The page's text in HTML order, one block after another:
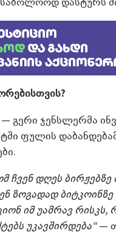
— გერი ჯენსლერმა
ფულის
ჩვენ დღეს
ზოგადად
იმ უამრავ
უკავშირდება“—